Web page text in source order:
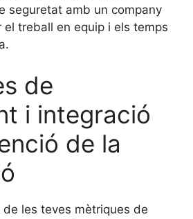
seguretat amb un company
el treball en equip i els temps
de
i integració
de la
de les teves mètriques de